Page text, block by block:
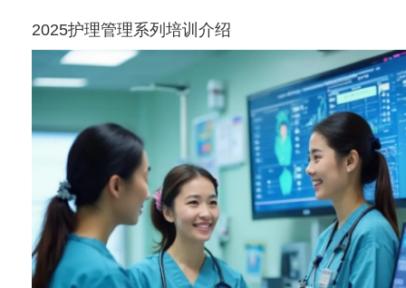
2025护理管理系列培训介绍